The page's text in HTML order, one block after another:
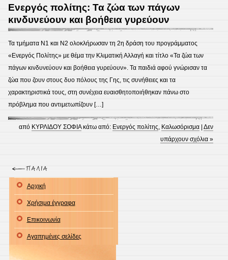
Ενεργός πολίτης: Τα ζώα των πάγων
κινδυνεύουν και βοήθεια γυρεύουν
Τα τμήματα Ν1 και Ν2 ολοκλήρωσαν τη 2η δράση του προγράμματος
«Ενεργός Πολίτης» με θέμα την Κλιματική Αλλαγή και τίτλο «Τα ζώα των
πάγων κινδυνεύουν και βοήθεια γυρεύουν». Τα παιδιά αφού γνώρισαν τα
ζώα που ζουν στους δυο πόλους της Γης, τις συνήθειες και τα
χαρακτηριστικά τους, στη συνέχεια ευαισθητοποιήθηκαν πάνω στο
πρόβλημα που αντιμετωπίζουν […]
από ΚΥΡΛΙΔΟΥ ΣΟΦΙΑκάτω από: Ενεργός πολίτης, Καλωσόρισμα |Δεν
υπάρχουν σχόλια »
Αρχική
Χρήσιμα έγγραφα
Επικοινωνία
Αγαπημένες σελίδες